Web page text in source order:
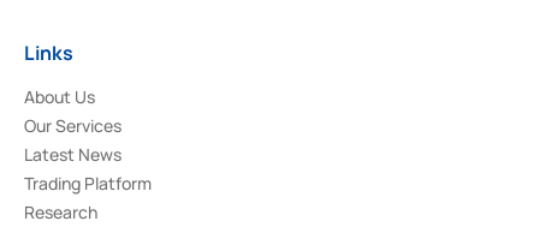
Links
About Us
Our Services
Latest News
Trading Platform
Research